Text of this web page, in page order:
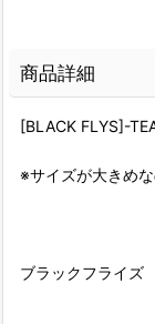
商品詳細
[BLACK FLYS]-
※サイズが大きめな
ブラックフライズ